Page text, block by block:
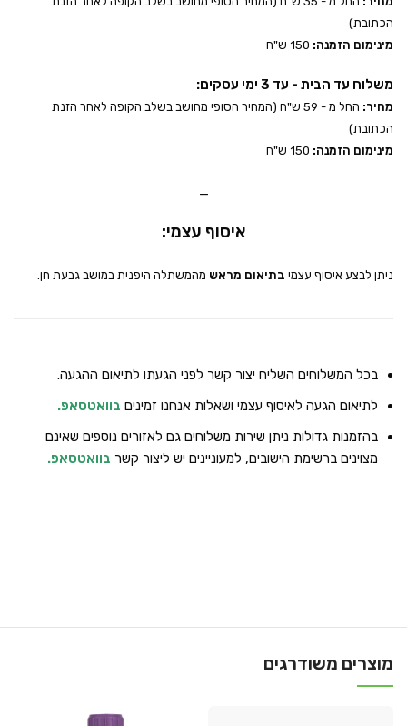
הכתובת)
מינימום הזמנה:
משלוח עד הבית - עד 3 ימי עסקים:
מחיר:
החל מ - 59 ש"ח (המחיר הסופי מחושב בשלב הקופה לאחר הזנת
הכתובת)
מינימום הזמנה:
_
איסוף עצמי:
ניתן לבצע איסוף עצמי בתיאום מראש מהמשתלה היפנית במושב גבעת חן.
בכל המשלוחים השליח יצור קשר לפני הגעתו לתיאום ההגעה.
לתיאום הגעה לאיסוף עצמי ושאלות אנחנו זמינים בוואטסאפ.
בהזמנות גדולות ניתן שירות משלוחים גם לאזורים נוספים שאינם
מצוינים ברשימת הישובים, למעוניינים יש ליצור קשר בוואטסאפ.
מוצרים משודרגים